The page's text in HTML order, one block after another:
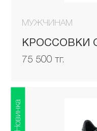
МУЖЧИНАМ
КРОССОВКИ
75 500 тг.
Новинка